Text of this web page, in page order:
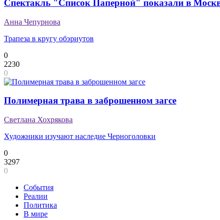
Спектакль "Список Паперной" показали в
Анна Чепурнова
Трапеза в кругу обэриутов
0
2230
0
Полимерная трава в заброшенном загсе
Светлана Хохрякова
Художники изучают наследие Черноголовки
0
3297
0
События
Реалии
Политика
В мире